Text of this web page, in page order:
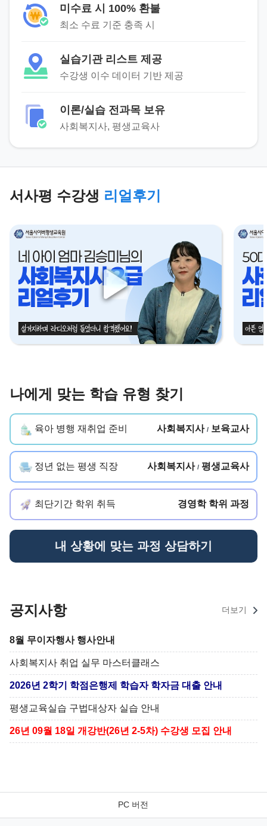
미수료 시 100% 환불
최소 수료 기준 충족 시
실습기관 리스트 제공
수강생 이수 데이터 기반 제공
이론/실습 전과목 보유
사회복지사, 평생교육사
서사평 수강생 리얼후기
나에게 맞는 학습 유형 찾기
육아 병행 재취업 준비 사회복지사 / 보육교사
정년 없는 평생 직장 사회복지사 / 평생교육사
최단기간 학위 취득 경영학 학위 과정
내 상황에 맞는 과정 상담하기
공지사항 더보기
8월 무이자행사 행사안내
사회복지사 취업 실무 마스터클래스
2026년 2학기 학점은행제 학습자 학자금 대출 안내
평생교육실습 구법대상자 실습 안내
26년 09월 18일 개강반(26년 2-5차) 수강생 모집 안내
PC 버전